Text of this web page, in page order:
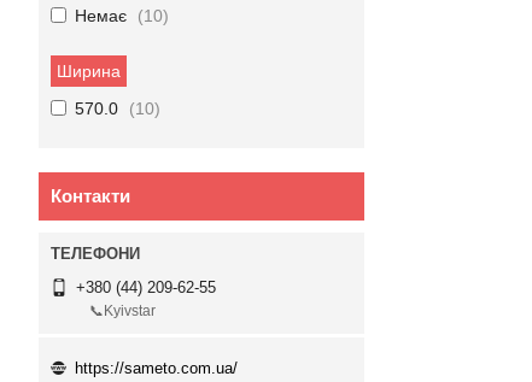
Немає
10
Ширина
570.0
10
Контакти
+380 (44) 209-62-55
📞Kyivstar
https://sameto.com.ua/